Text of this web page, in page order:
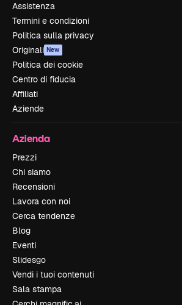
Assistenza
Termini e condizioni
Politica sulla privacy
Originali New
Politica dei cookie
Centro di fiducia
Affiliati
Aziende
Azienda
Prezzi
Chi siamo
Recensioni
Lavora con noi
Cerca tendenze
Blog
Eventi
Slidesgo
Vendi i tuoi contenuti
Sala stampa